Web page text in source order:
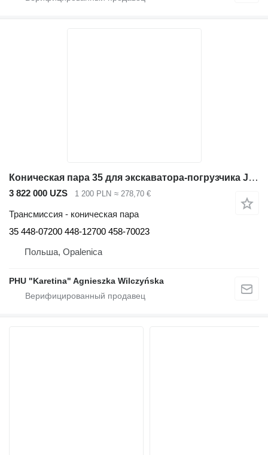
Коническая пара 35 для экскаватора-погрузчика JCB 3CX 4CX
3 822 000 UZS 1 200 PLN ≈ 278,70 €
Трансмиссия - коническая пара
35 448-07200 448-12700 458-70023
Польша, Opalenica
PHU "Karetina" Agnieszka Wilczyńska